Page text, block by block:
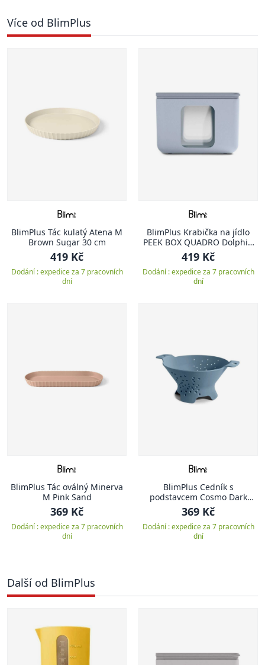
Více od BlimPlus
BlimPlus Tác kulatý Atena M
Brown Sugar 30 cm
419 Kč
Dodání : expedice za 7 pracovních
dní
BlimPlus Krabička na jídlo
PEEK BOX QUADRO Dolphin
vel. M
419 Kč
Dodání : expedice za 7 pracovních
dní
BlimPlus Tác oválný Minerva
M Pink Sand
369 Kč
Dodání : expedice za 7 pracovních
dní
BlimPlus Cedník s
podstavcem Cosmo Dark
Ocean
369 Kč
Dodání : expedice za 7 pracovních
dní
Další od BlimPlus